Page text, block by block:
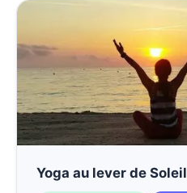
Yoga au lever de Soleil